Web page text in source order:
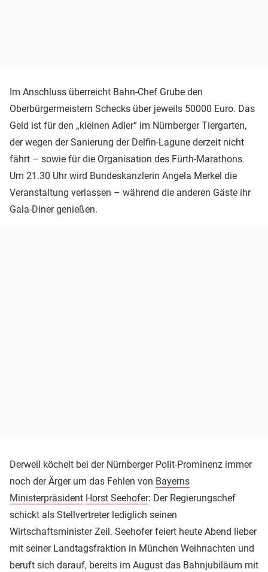
Im Anschluss überreicht Bahn-Chef Grube den
Oberbürgermeistern Schecks über jeweils 50000 Euro. Das
Geld ist für den „kleinen Adler“ im Nürnberger Tiergarten,
der wegen der Sanierung der Delfin-Lagune derzeit nicht
fährt – sowie für die Organisation des Fürth-Marathons.
Um 21.30 Uhr wird Bundeskanzlerin Angela Merkel die
Veranstaltung verlassen – während die anderen Gäste ihr
Gala-Diner genießen.
Derweil köchelt bei der Nürnberger Polit-Prominenz immer
noch der Ärger um das Fehlen von Bayerns
Ministerpräsident Horst Seehofer: Der Regierungschef
schickt als Stellvertreter lediglich seinen
Wirtschaftsminister Zeil. Seehofer feiert heute Abend lieber
mit seiner Landtagsfraktion in München Weihnachten und
beruft sich darauf, bereits im August das Bahnjubiläum mit